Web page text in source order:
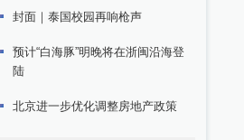
封面｜泰国校园再响枪声
预计“白海豚”明晚将在浙闽沿海登
陆
北京进一步优化调整房地产政策